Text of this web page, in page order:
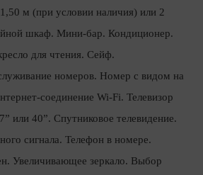
м (при условии наличия) или 2
шкаф. Мини-бар. Кондиционер.
для чтения. Сейф.
номеров. Номер с видом на
соединение Wi-Fi. Телевизор
или 40”. Спутниковое телевидение.
сигнала. Телефон в номере.
Увеличивающее зеркало. Выбор